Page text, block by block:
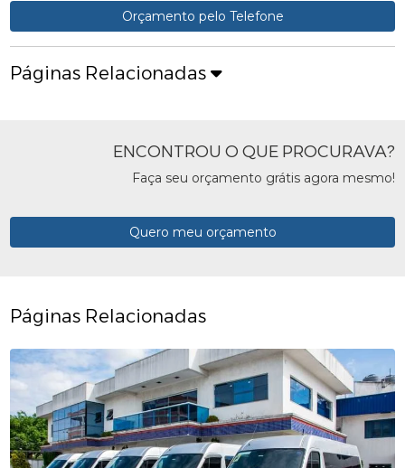
Orçamento pelo Telefone
Páginas Relacionadas
ENCONTROU O QUE PROCURAVA?
Faça seu orçamento grátis agora mesmo!
Quero meu orçamento
Páginas Relacionadas